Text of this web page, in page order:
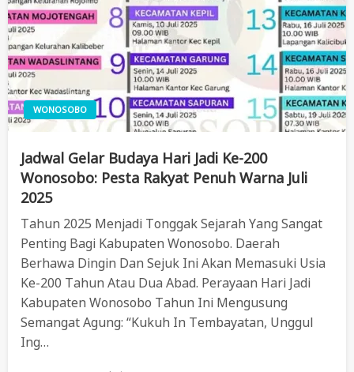
WONOSOBO
Jadwal Gelar Budaya Hari Jadi Ke-200
Wonosobo: Pesta Rakyat Penuh Warna Juli
2025
Tahun 2025 Menjadi Tonggak Sejarah Yang Sangat
Penting Bagi Kabupaten Wonosobo. Daerah
Berhawa Dingin Dan Sejuk Ini Akan Memasuki Usia
Ke-200 Tahun Atau Dua Abad. Perayaan Hari Jadi
Kabupaten Wonosobo Tahun Ini Mengusung
Semangat Agung: “Kukuh In Tembayatan, Unggul
Ing…